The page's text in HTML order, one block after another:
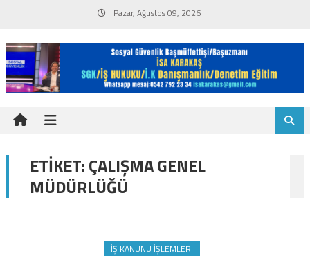
content
Pazar, Ağustos 09, 2026
ETIKET:ÇALIŞMA GENEL
MÜDÜRLÜĞÜ
İŞ KANUNU İŞLEMLERI